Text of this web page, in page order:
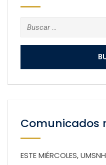
Buscar:
Comunicados
ESTE MIÉRCOLES,